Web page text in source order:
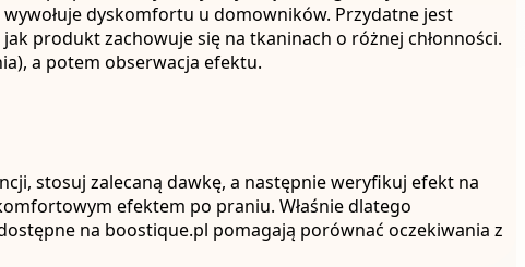
wywołuje dyskomfortu u domowników. Przydatne jest
produkt zachowuje się na tkaninach o różnej chłonności.
a potem obserwacja efektu.
stosuj zalecaną dawkę, a następnie weryfikuj efekt na
efektem po praniu. Właśnie dlatego
na boostique.pl pomagają porównać oczekiwania z